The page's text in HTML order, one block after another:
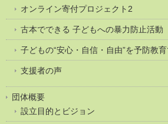
オンライン寄付プロジェクト2
古本でできる 子どもへの暴力防止活動
子どもの“安心・自信・自由”を予防教
支援者の声
団体概要
設立目的とビジョン